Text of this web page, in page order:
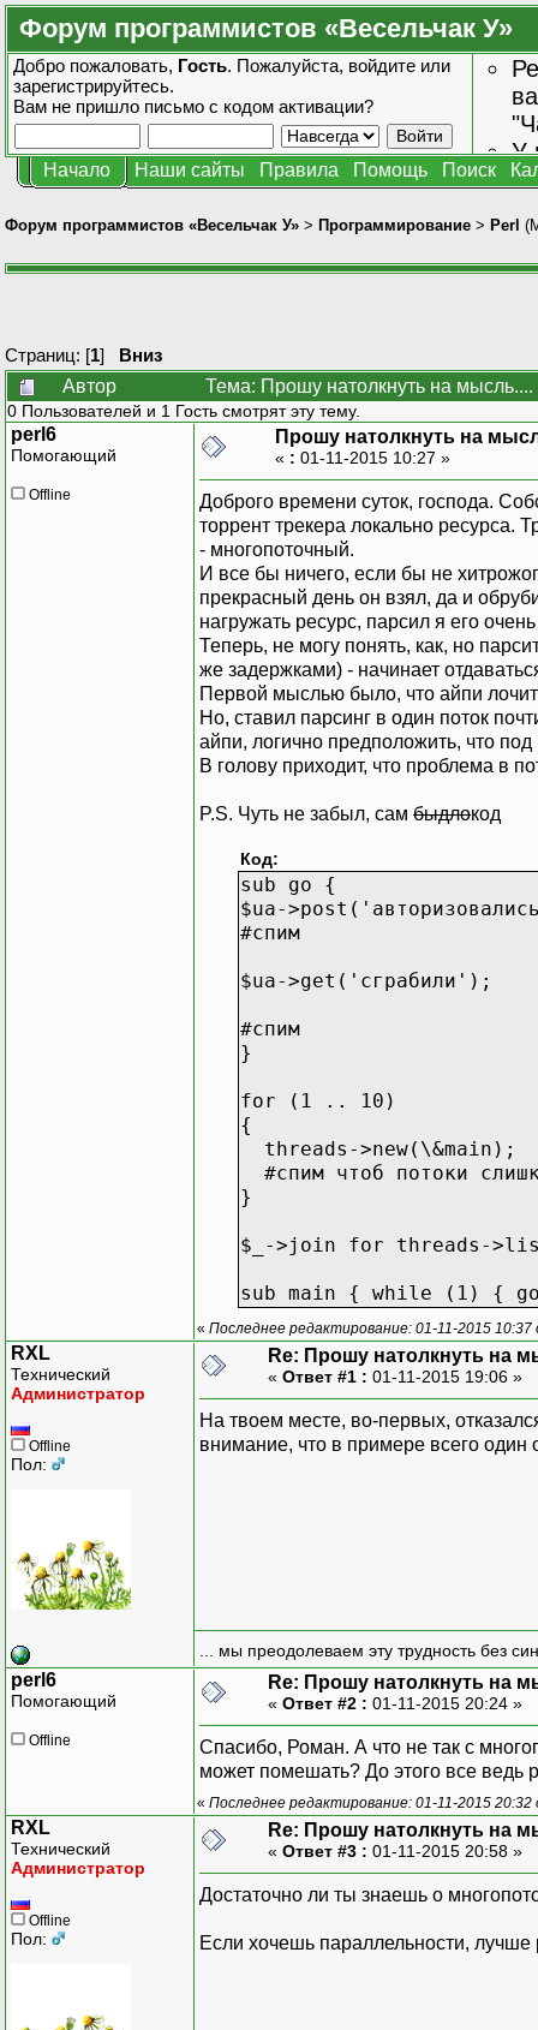
Форум программистов «Весельчак У»
Добро пожаловать, Гость. Пожалуйста, войдите или
зарегистрируйтесь.
Вам не пришло письмо с кодом активации?
У
Начало Наши сайты Правила Помощь Поиск
Форум программистов «Весельчак У» > Программирование > Perl
Страниц: [1] Вниз
Автор
Тема: Прошу натолкнуть на
0 Пользователей и 1 Гость смотрят эту тему.
perl6
Помогающий
Offline
Прошу натолкнуть на
« : 01-11-2015 10:27 »
Доброго времени суток, господа.
торрент трекера локально ресурса.
- многопоточный.
И все бы ничего, если бы не
прекрасный день он взял, да и
нагружать ресурс, парсил я его
Теперь, не могу понять, как, но
же задержками) - начинает
Первой мыслью было, что айпи
Но, ставил парсинг в один поток
айпи, логично предположить, что
В голову приходит, что проблема в
P.S. Чуть не забыл, сам быдлокод
Код:
sub go {
$ua-
#спим
$ua->get('сграбили');
#спим
}
for (1 .. 10)
{
threads->new(\&main);
#спим чтоб потоки
}
$_->join for threads-
sub main { while (1) {
« Последнее редактирование: 01-11-2015
RXL
Технический
Администратор
Offline
Пол:
Re: Прошу натолкнуть на
« Ответ #1 : 01-11-2015 19:06 »
На твоем месте, во-первых,
внимание, что в примере всего один
... мы преодолеваем эту трудность без
perl6
Помогающий
Offline
Re: Прошу натолкнуть на
« Ответ #2 : 01-11-2015 20:24 »
Спасибо, Роман. А что не так с
может помешать? До этого все ведь
« Последнее редактирование: 01-11-2015
RXL
Технический
Администратор
Offline
Пол:
Re: Прошу натолкнуть на
« Ответ #3 : 01-11-2015 20:58 »
Достаточно ли ты знаешь о
Если хочешь параллельности,